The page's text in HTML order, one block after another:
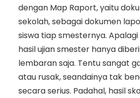
dengan Map Raport, yaitu
sekolah, sebagai dokumen
siswa tiap smesternya. Apalagi
hasil ujian smester hanya
lembaran saja. Tentu sangat
atau rusak, seandainya tak
secara serius. Padahal, hasil